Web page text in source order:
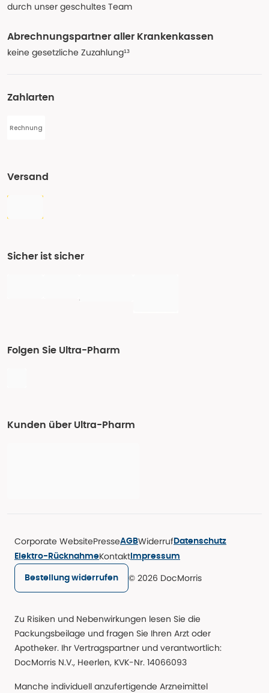
durch unser geschultes Team
Abrechnungspartner aller Krankenkassen
keine gesetzliche Zuzahlung¹³
Zahlarten
Rechnung
Versand
Sicher ist sicher
Folgen Sie Ultra-Pharm
Kunden über Ultra-Pharm
Corporate WebsitePresseAGBWiderruf Datenschutz
Elektro-RücknahmeKontakt Impressum
Bestellung widerrufen © 2026 DocMorris
Zu Risiken und Nebenwirkungen lesen Sie die
Packungsbeilage und fragen Sie Ihren Arzt oder
Apotheker. Ihr Vertragspartner und verantwortlich:
DocMorris N.V., Heerlen, KVK-Nr. 14066093
Manche individuell anzufertigende Arzneimittel